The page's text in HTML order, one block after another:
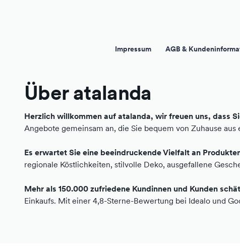
Impressum AGB &
Über atalanda
Herzlich willkommen auf atalanda, wir freuen uns, dass
Angebote gemeinsam an, die Sie bequem von Zuhause
Es erwartet Sie eine beeindruckende Vielfalt an
regionale Köstlichkeiten, stilvolle Deko, ausgefallene
Mehr als 150.000 zufriedene Kundinnen und Kunden
Einkaufs. Mit einer 4,8-Sterne-Bewertung bei Idealo und